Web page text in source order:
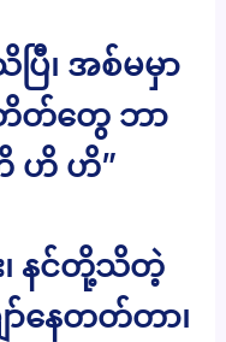
ြီ၊ အစ်မမှာ
တ်တွေ ဘာ
ဟိ ဟိ”
နင်တို့သိတဲ့
ာ်နေတတ်တာ၊